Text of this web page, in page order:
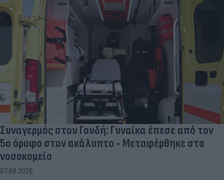
Συναγερμός στου Γουδή: Γυναίκα έπεσε από τον
5ο όροφο στον ακάλυπτο - Μεταφέρθηκε στο
νοσοκομείο
07.08.2026